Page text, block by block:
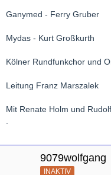
Ganymed - Ferry Gruber
Mydas - Kurt Großkurth
Kölner Rundfunkchor und
Leitung Franz Marszalek
Mit Renate Holm und
.
9079wolfgang
INAKTIV